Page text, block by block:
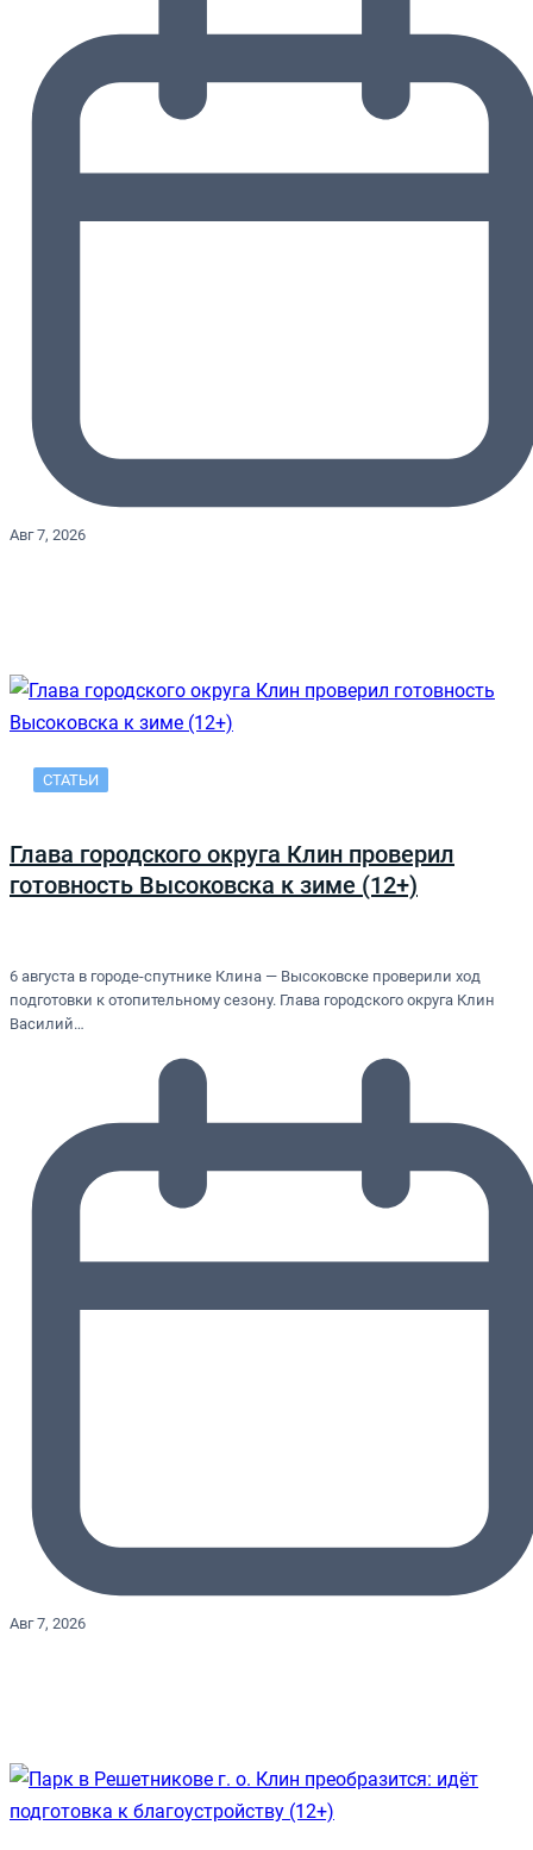
Авг 7, 2026
СТАТЬИ
Глава городского округа Клин проверил
готовность Высоковска к зиме (12+)
6 августа в городе-спутнике Клина — Высоковске проверили ход
подготовки к отопительному сезону. Глава городского округа Клин
Василий…
Авг 7, 2026